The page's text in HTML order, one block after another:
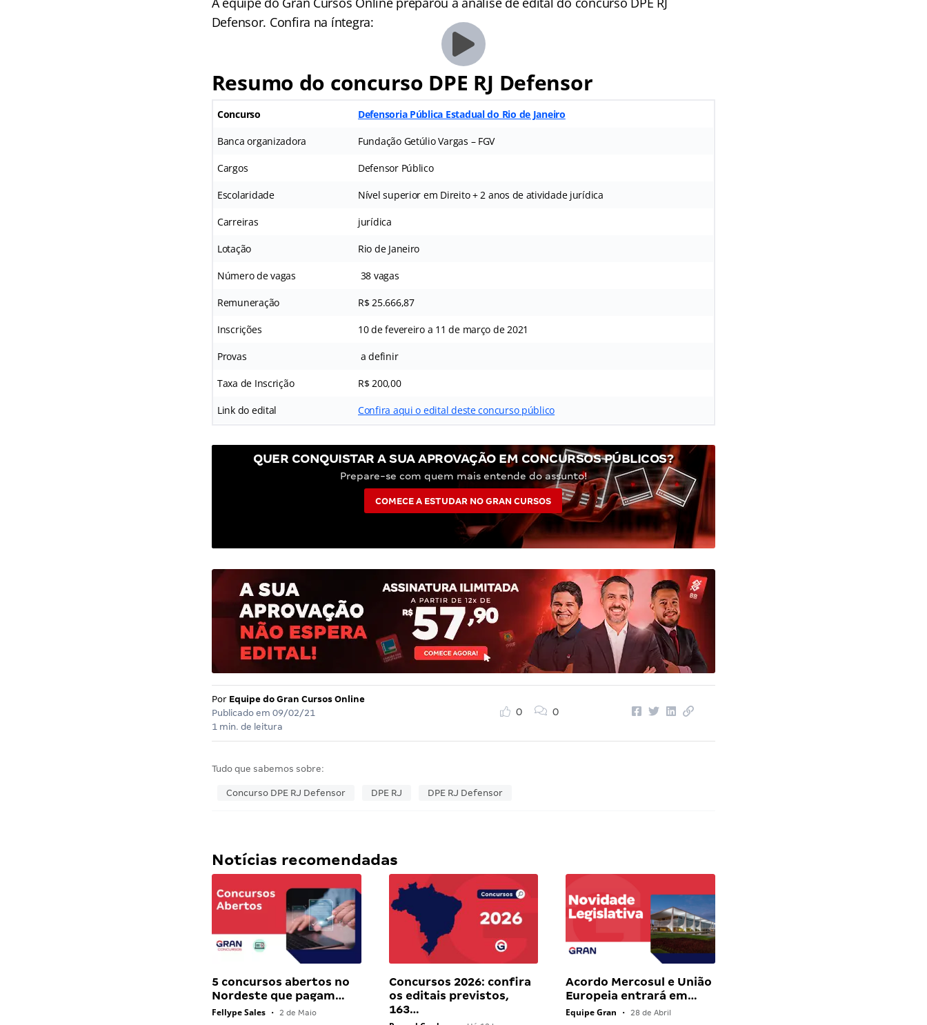
Defensor. Confira na íntegra:
Resumo do concurso DPE RJ Defensor
Concurso Defensoria Pública Estadual do Rio de Janeiro
Banca organizadora Fundação Getúlio Vargas – FGV
Cargos Defensor Público
Escolaridade Nível superior em Direito + 2 anos de atividade jurídica
Carreiras jurídica
Lotação Rio de Janeiro
Número de vagas 38 vagas
Remuneração R$ 25.666,87
Inscrições 10 de fevereiro a 11 de março de 2021
Provas a definir
Taxa de Inscrição R$ 200,00
Link do edital Confira aqui o edital deste concurso público
QUER CONQUISTAR A SUA APROVAÇÃO EM CONCURSOS PÚBLICOS?
Prepare-se com quem mais entende do assunto!
COMECE A ESTUDAR NO GRAN CURSOS
Por Equipe do Gran Cursos Online
Publicado em 09/02/21
1 min. de leitura
0 0
Tudo que sabemos sobre:
Concurso DPE RJ Defensor DPE RJ DPE RJ Defensor
Notícias recomendadas
5 concursos abertos no
Nordeste que pagam…
Fellype Sales • 2 de Maio
Concursos 2026: confira
os editais previstos,
163…
Acordo Mercosul e União
Europeia entrará em…
Equipe Gran • 28 de Abril